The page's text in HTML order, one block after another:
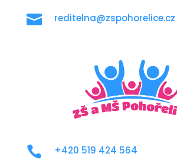
 reditelna@zspohorelice.cz
 +420 519 424 564